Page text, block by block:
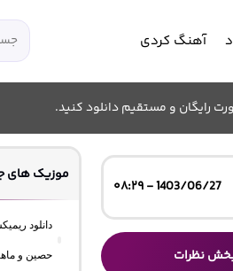
آهنگ کردی
رایگان و مستقیم دانلود کنید.
1403/06/27 - ۰۸:۲۹
نظرات
موزیک های
دانلود
حصین و